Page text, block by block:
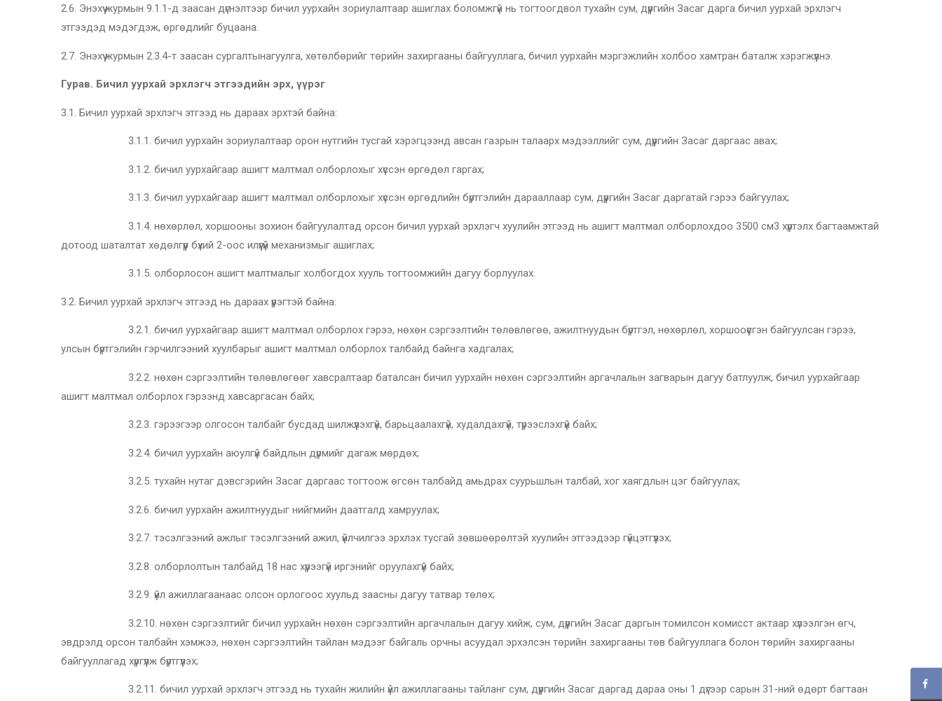
2.6. Энэхүү журмын 9.1.1-д заасан дүгнэлтээр бичил уурхайн зориулалтаар ашиглах боломжгүй нь тогтоогдвол тухайн сум, дүүргийн Засаг дарга бичил уурхай эрхлэгч
этгээдэд мэдэгдэж, өргөдлийг буцаана.
2.7. Энэхүү журмын 2.3.4-т заасан сургалтынагуулга, хөтөлбөрийг төрийн захиргааны байгууллага, бичил уурхайн мэргэжлийн холбоо хамтран баталж хэрэгжүүлнэ.
Гурав. Бичил уурхай эрхлэгч этгээдийн эрх, үүрэг
3.1. Бичил уурхай эрхлэгч этгээд нь дараах эрхтэй байна:
3.1.1. бичил уурхайн зориулалтаар орон нутгийн тусгай хэрэгцээнд авсан газрын талаарх мэдээллийг сум, дүүргийн Засаг даргаас авах;
3.1.2. бичил уурхайгаар ашигт малтмал олборлохыг хүссэн өргөдөл гаргах;
3.1.3. бичил уурхайгаар ашигт малтмал олборлохыг хүссэн өргөдлийн бүртгэлийн дарааллаар сум, дүүргийн Засаг даргатай гэрээ байгуулах;
3.1.4. нөхөрлөл, хоршооны зохион байгуулалтад орсон бичил уурхай эрхлэгч хуулийн этгээд нь ашигт малтмал олборлохдоо 3500 см3 хүртэлх багтаамжтай
дотоод шаталтат хөдөлгүүр бүхий 2-оос илүүгүй механизмыг ашиглах;
3.1.5. олборлосон ашигт малтмалыг холбогдох хууль тогтоомжийн дагуу борлуулах.
3.2. Бичил уурхай эрхлэгч этгээд нь дараах үүрэгтэй байна:
3.2.1. бичил уурхайгаар ашигт малтмал олборлох гэрээ, нөхөн сэргээлтийн төлөвлөгөө, ажилтнуудын бүртгэл, нөхөрлөл, хоршооүүсгэн байгуулсан гэрээ,
улсын бүртгэлийн гэрчилгээний хуулбарыг ашигт малтмал олборлох талбайд байнга хадгалах;
3.2.2. нөхөн сэргээлтийн төлөвлөгөөг хавсралтаар баталсан бичил уурхайн нөхөн сэргээлтийн аргачлалын загварын дагуу батлуулж, бичил уурхайгаар
ашигт малтмал олборлох гэрээнд хавсаргасан байх;
3.2.3. гэрээгээр олгосон талбайг бусдад шилжүүлэхгүй, барьцаалахгүй, худалдахгүй, түрээслэхгүй байх;
3.2.4. бичил уурхайн аюулгүй байдлын дүрмийг дагаж мөрдөх;
3.2.5. тухайн нутаг дэвсгэрийн Засаг даргаас тогтоож өгсөн талбайд амьдрах суурьшлын талбай, хог хаягдлын цэг байгуулах;
3.2.6. бичил уурхайн ажилтнуудыг нийгмийн даатгалд хамруулах;
3.2.7. тэсэлгээний ажлыг тэсэлгээний ажил, үйлчилгээ эрхлэх тусгай зөвшөөрөлтэй хуулийн этгээдээр гүйцэтгүүлэх;
3.2.8. олборлолтын талбайд 18 нас хүрээгүй иргэнийг оруулахгүй байх;
3.2.9. үйл ажиллагаанаас олсон орлогоос хуульд заасны дагуу татвар төлөх;
3.2.10. нөхөн сэргээлтийг бичил уурхайн нөхөн сэргээлтийн аргачлалын дагуу хийж, сум, дүүргийн Засаг даргын томилсон комисст актаар хүлээлгэн өгч,
эвдрэлд орсон талбайн хэмжээ, нөхөн сэргээлтийн тайлан мэдээг байгаль орчны асуудал эрхэлсэн төрийн захиргааны төв байгууллага болон төрийн захиргааны
байгууллагад хүргүүлж бүртгүүлэх;
3.2.11. бичил уурхай эрхлэгч этгээд нь тухайн жилийн үйл ажиллагааны тайланг сум, дүүргийн Засаг даргад дараа оны 1 дүгээр сарын 31-ний өдөрт багтаан